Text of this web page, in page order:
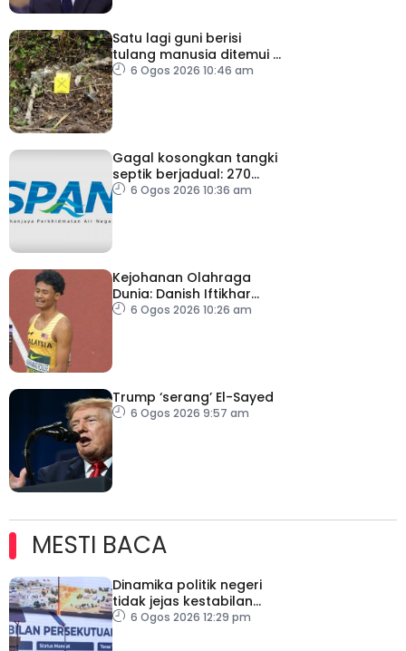
Satu lagi guni berisi
tulang manusia ditemui di
Behor Mali, disiasat
6 Ogos 2026 10:46 am
Gagal kosongkan tangki
septik berjadual: 270
premis dikenakan notis
6 Ogos 2026 10:36 am
Kejohanan Olahraga
Dunia: Danish Iftikhar
cipta sejarah mara ke
6 Ogos 2026 10:26 am
Trump ‘serang’ El-Sayed
6 Ogos 2026 9:57 am
MESTI BACA
Dinamika politik negeri
tidak jejas kestabilan
Kerajaan Perpaduan
6 Ogos 2026 12:29 pm